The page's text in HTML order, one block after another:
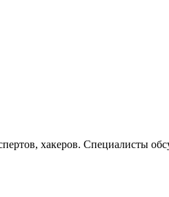
хакеров. Специалисты